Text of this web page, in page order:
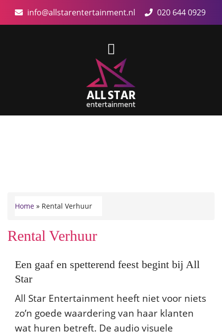
info@allstarentertainment.nl 020 644 0929
Home » Rental Verhuur
Rental Verhuur
Een gaaf en spetterend feest begint bij All
Star
All Star Entertainment heeft niet voor niets
zo’n goede waardering van haar klanten
wat huren betreft. De audio visuele